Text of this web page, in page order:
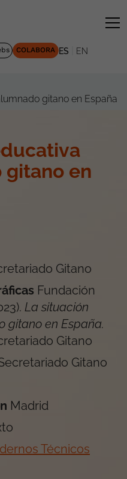
COLABORA ES EN
gitano en España
en
Gitano
Fundación
). La situación
gitano en España.
Gitano
Gitano
Madrid
Técnicos